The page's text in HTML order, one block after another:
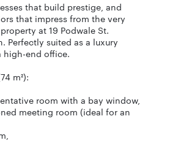
that build prestige, and
that impress from the very
at 19 Podwale St.
Perfectly suited as a luxury
high-end office.
m²):
room with a bay window,
meeting room (ideal for an